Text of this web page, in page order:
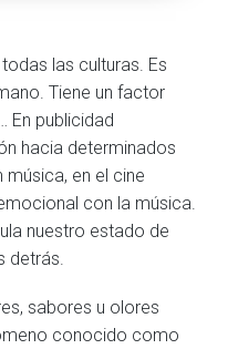
las culturas. Es
Tiene un factor
En publicidad
hacia determinados
en el cine
con la música.
nuestro estado de
detrás.
sabores u olores
conocido como